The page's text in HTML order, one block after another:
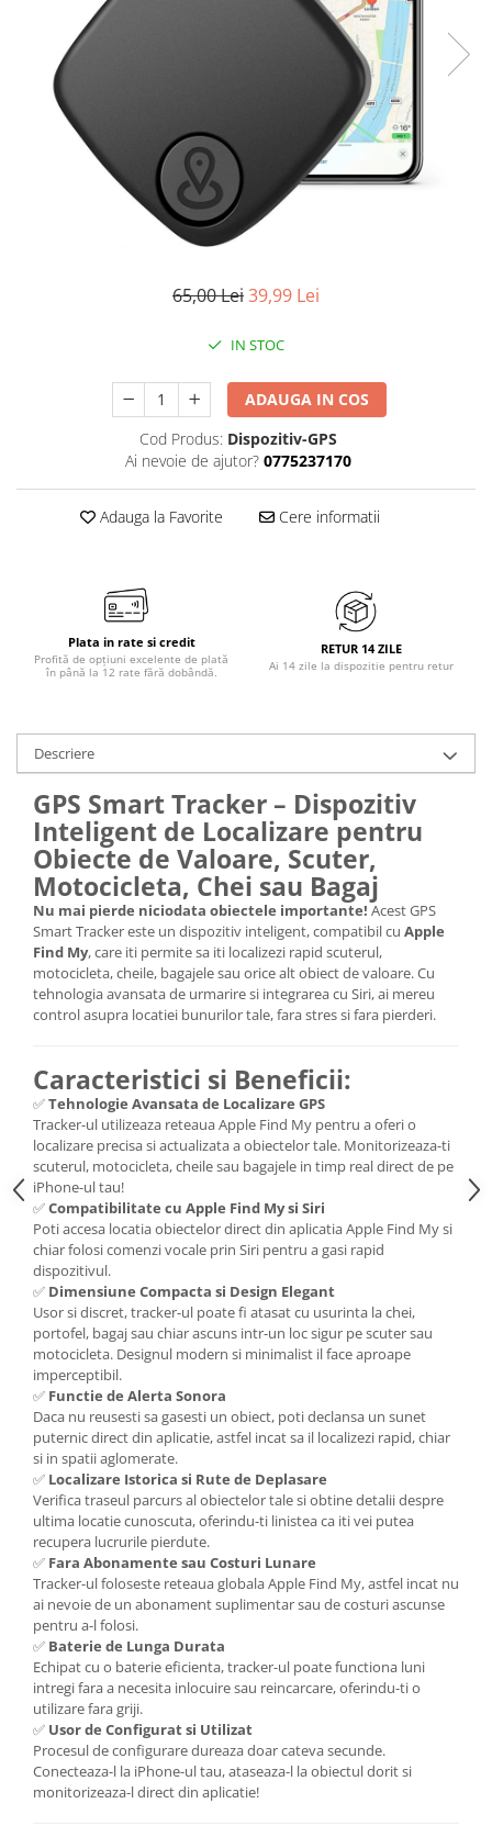
65,00 Lei39,99 Lei
IN STOC
ADAUGA IN COS
Cod Produs: Dispozitiv-GPS
Ai nevoie de ajutor? 0775237170
Adauga la Favorite Cere informatii
Plata in rate si credit
Profită de opțiuni excelente de plată
în până la 12 rate fără dobândă.
RETUR 14 ZILE
Ai 14 zile la dispozitie pentru retur
Descriere
GPS Smart Tracker – Dispozitiv
Inteligent de Localizare pentru
Obiecte de Valoare, Scuter,
Motocicleta, Chei sau Bagaj
Nu mai pierde niciodata obiectele importante! Acest GPS
Smart Tracker este un dispozitiv inteligent, compatibil cu Apple
Find My, care iti permite sa iti localizezi rapid scuterul,
motocicleta, cheile, bagajele sau orice alt obiect de valoare. Cu
tehnologia avansata de urmarire si integrarea cu Siri, ai mereu
control asupra locatiei bunurilor tale, fara stres si fara pierderi.
Caracteristici si Beneficii:
✅Tehnologie Avansata de Localizare GPS
Tracker-ul utilizeaza reteaua Apple Find My pentru a oferi o
localizare precisa si actualizata a obiectelor tale. Monitorizeaza-ti
scuterul, motocicleta, cheile sau bagajele in timp real direct de pe
iPhone-ul tau!
✅Compatibilitate cu Apple Find My si Siri
Poti accesa locatia obiectelor direct din aplicatia Apple Find My si
chiar folosi comenzi vocale prin Siri pentru a gasi rapid
dispozitivul.
✅ Dimensiune Compacta si Design Elegant
Usor si discret, tracker-ul poate fi atasat cu usurinta la chei,
portofel, bagaj sau chiar ascuns intr-un loc sigur pe scuter sau
motocicleta. Designul modern si minimalist il face aproape
imperceptibil.
✅ Functie de Alerta Sonora
Daca nu reusesti sa gasesti un obiect, poti declansa un sunet
puternic direct din aplicatie, astfel incat sa il localizezi rapid, chiar
si in spatii aglomerate.
✅ Localizare Istorica si Rute de Deplasare
Verifica traseul parcurs al obiectelor tale si obtine detalii despre
ultima locatie cunoscuta, oferindu-ti linistea ca iti vei putea
recupera lucrurile pierdute.
✅ Fara Abonamente sau Costuri Lunare
Tracker-ul foloseste reteaua globala Apple Find My, astfel incat nu
ai nevoie de un abonament suplimentar sau de costuri ascunse
pentru a-l folosi.
✅ Baterie de Lunga Durata
Echipat cu o baterie eficienta, tracker-ul poate functiona luni
intregi fara a necesita inlocuire sau reincarcare, oferindu-ti o
utilizare fara griji.
✅ Usor de Configurat si Utilizat
Procesul de configurare dureaza doar cateva secunde.
Conecteaza-l la iPhone-ul tau, ataseaza-l la obiectul dorit si
monitorizeaza-l direct din aplicatie!